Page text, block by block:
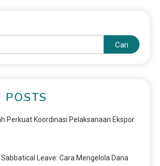
Cari
POSTS
Perkuat Koordinasi Pelaksanaan Ekspor
Leave: Cara Mengelola Dana